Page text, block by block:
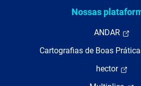
Nossas
ANDAR
Cartografias de Boas
hector